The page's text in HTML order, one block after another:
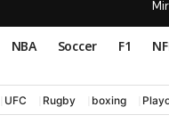
NBA Soccer F1
UFC Rugby boxing